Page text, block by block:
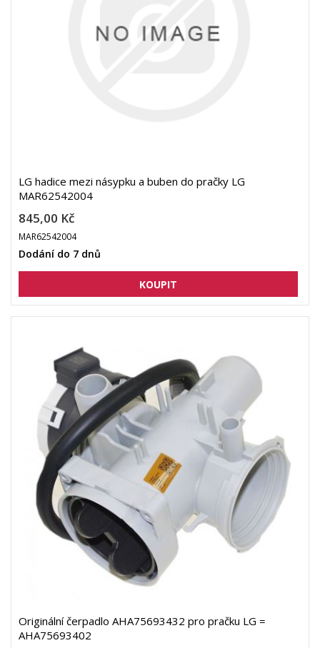
LG hadice mezi násypku a buben do pračky LG
MAR62542004
845,00 Kč
MAR62542004
Dodání do 7 dnů
Originální čerpadlo AHA75693432 pro pračku LG =
AHA75693402